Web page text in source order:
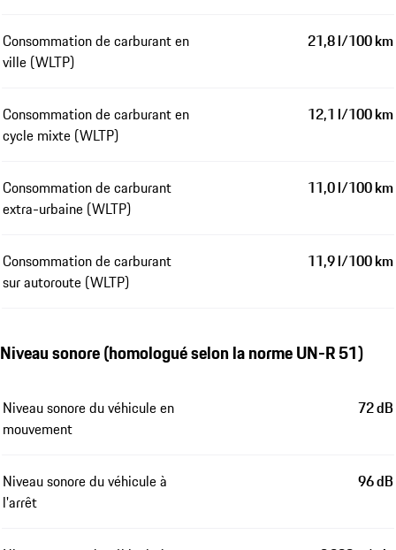
Consommation de carburant en
ville (WLTP)
21,8 l/100 km
Consommation de carburant en
cycle mixte (WLTP)
12,1 l/100 km
Consommation de carburant
extra-urbaine (WLTP)
11,0 l/100 km
Consommation de carburant
sur autoroute (WLTP)
11,9 l/100 km
Niveau sonore (homologué selon la norme UN-R 51)
Niveau sonore du véhicule en
mouvement
72 dB
Niveau sonore du véhicule à
l'arrêt
96 dB